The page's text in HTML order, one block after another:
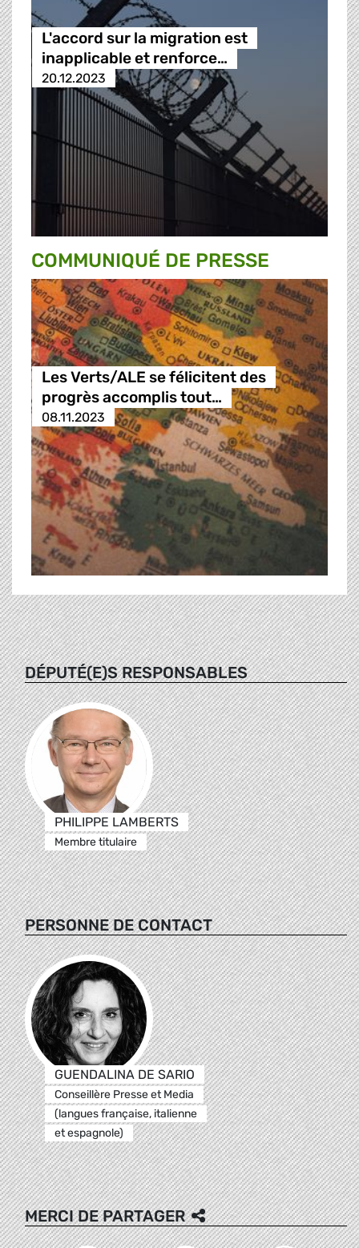
L'accord sur la migration est
inapplicable et renforce…
20.12.2023
COMMUNIQUÉ DE PRESSE
Les Verts/ALE se félicitent des
progrès accomplis tout…
08.11.2023
DÉPUTÉ(E)S RESPONSABLES
PHILIPPE LAMBERTS
Membre titulaire
PERSONNE DE CONTACT
GUENDALINA DE SARIO
Conseillère Presse et Media
(langues française, italienne
et espagnole)
MERCI DE PARTAGER